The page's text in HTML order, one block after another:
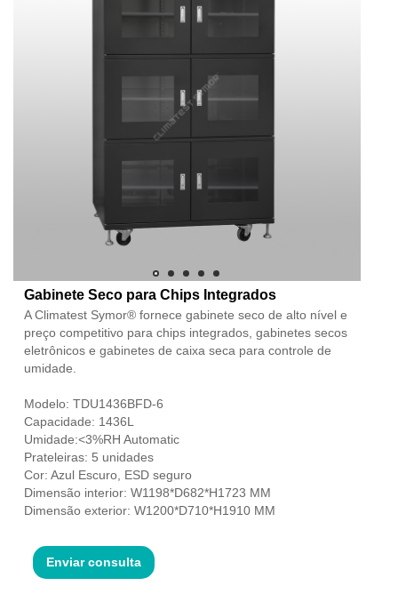
Gabinete Seco para Chips Integrados
A Climatest Symor® fornece gabinete seco de alto nível e
preço competitivo para chips integrados, gabinetes secos
eletrônicos e gabinetes de caixa seca para controle de
umidade.
Modelo: TDU1436BFD-6
Capacidade: 1436L
Umidade:<3%RH Automatic
Prateleiras: 5 unidades
Cor: Azul Escuro, ESD seguro
Dimensão interior: W1198*D682*H1723 MM
Dimensão exterior: W1200*D710*H1910 MM
Enviar consulta